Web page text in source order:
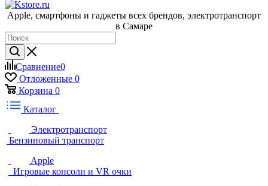
Apple, cмартфоны и гаджеты всех брендов, электротранспорт
в Самаре
Сравнение0
Отложенные 0
Корзина 0
Каталог
Электротранспорт
Бензиновый транспорт
Apple
Игровые консоли и VR очки